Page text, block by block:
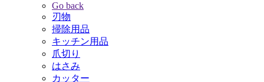
Go back
刃物
掃除用品
キッチン用品
爪切り
はさみ
カッター